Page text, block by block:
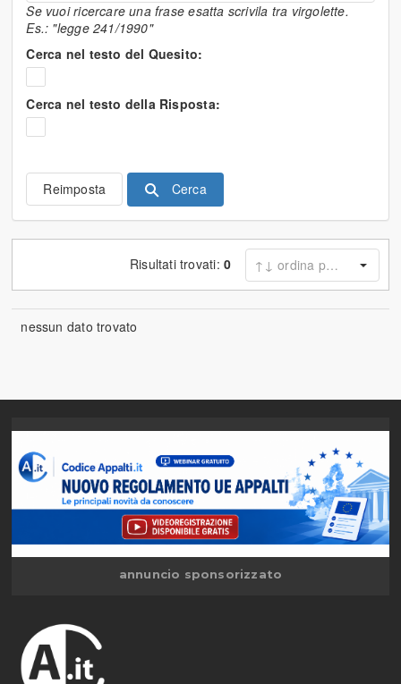
Se vuoi ricercare una frase esatta scrivila tra virgolette.
Es.: "legge 241/1990"
Cerca nel testo del Quesito:
Cerca nel testo della Risposta:
Reimposta Cerca
Risultati trovati: 0
nessun dato trovato
annuncio sponsorizzato